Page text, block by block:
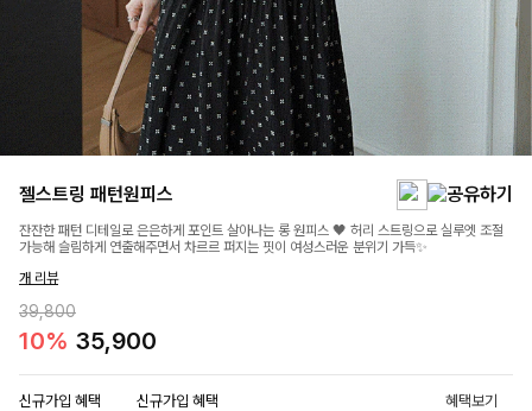
젤스트링 패턴원피스
잔잔한 패턴 디테일로 은은하게 포인트 살아나는 롱 원피스 🖤 허리 스트링으로 실루엣 조절
가능해 슬림하게 연출해주면서 차르르 퍼지는 핏이 여성스러운 분위기 가득✨
개 리뷰
39,800
10% 35,900
신규가입 혜택 신규가입 혜택 혜택보기